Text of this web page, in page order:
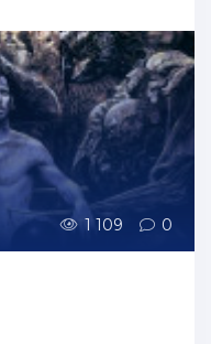
1 109 0